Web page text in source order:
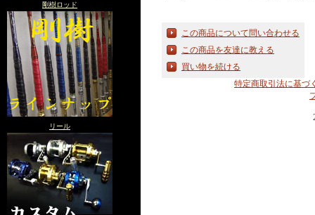
剛樹ロッド
リール
この商品について問い合わせる
この商品を友達に教える
買い物を続ける
特定商取引法に基づ